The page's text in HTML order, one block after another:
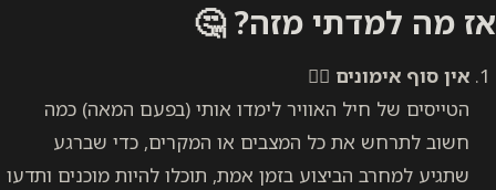
אז מה למדתי מזה? 🤔
אין סוף אימונים 🏋️‍♀️
הטייסים של חיל האוויר לימדו אותי (בפעם המאה) כמה
חשוב לתרחש את כל המצבים או המקרים, כדי שברגע
שתגיע למחרב הביצוע בזמן אמת, תוכלו להיות מוכנים ותדעו